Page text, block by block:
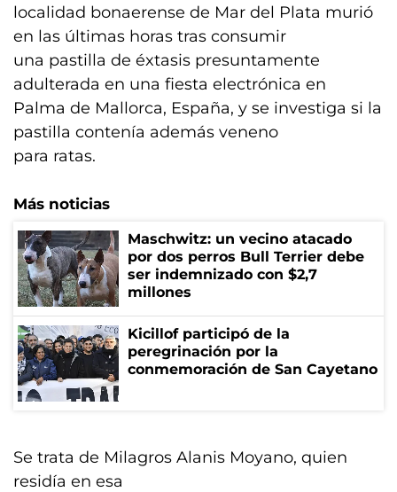
localidad bonaerense de Mar del Plata murió
en las últimas horas tras consumir
una pastilla de éxtasis presuntamente
adulterada en una fiesta electrónica en
Palma de Mallorca, España, y se investiga si la
pastilla contenía además veneno
para ratas.
Más noticias
Maschwitz: un vecino atacado
por dos perros Bull Terrier debe
ser indemnizado con $2,7
millones
Kicillof participó de la
peregrinación por la
conmemoración de San Cayetano
Se trata de Milagros Alanis Moyano, quien
residía en esa